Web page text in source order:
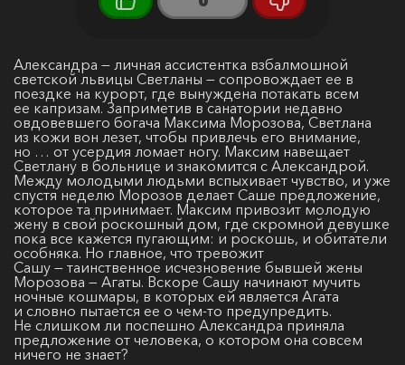
Александра — личная ассистентка взбалмошной
светской львицы Светланы — сопровождает ее в
поездке на курорт, где вынуждена потакать всем
ее капризам. Заприметив в санатории недавно
овдовевшего богача Максима Морозова, Светлана
из кожи вон лезет, чтобы привлечь его внимание,
но … от усердия ломает ногу. Максим навещает
Светлану в больнице и знакомится с Александрой.
Между молодыми людьми вспыхивает чувство, и уже
спустя неделю Морозов делает Саше предложение,
которое та принимает. Максим привозит молодую
жену в свой роскошный дом, где скромной девушке
пока все кажется пугающим: и роскошь, и обитатели
особняка. Но главное, что тревожит
Сашу — таинственное исчезновение бывшей жены
Морозова — Агаты. Вскоре Сашу начинают мучить
ночные кошмары, в которых ей является Агата
и словно пытается ее о чем-то предупредить.
Не слишком ли поспешно Александра приняла
предложение от человека, о котором она совсем
ничего не знает?